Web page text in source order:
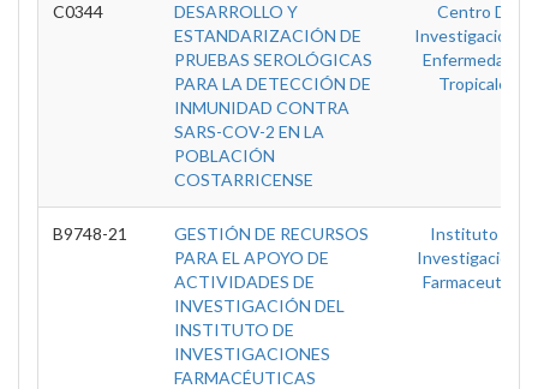
C0344
DESARROLLO Y
ESTANDARIZACIÓN DE
PRUEBAS SEROLÓGICAS
PARA LA DETECCIÓN DE
INMUNIDAD CONTRA
SARS-COV-2 EN LA
POBLACIÓN
COSTARRICENSE
Centro De
Investigación En
Enfermedades
Tropicales
B9748-21
GESTIÓN DE RECURSOS
PARA EL APOYO DE
ACTIVIDADES DE
INVESTIGACIÓN DEL
INSTITUTO DE
INVESTIGACIONES
FARMACÉUTICAS
Instituto De
Investigaciones
Farmaceuticas